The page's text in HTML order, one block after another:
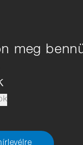
meg